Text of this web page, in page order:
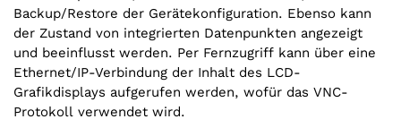
Backup/Restore der Gerätekonfiguration. Ebenso kann
der Zustand von integrierten Datenpunkten angezeigt
und beeinflusst werden. Per Fernzugriff kann über eine
Ethernet/‌IP-Verbindung der Inhalt des LCD-
Grafikdisplays aufgerufen werden, wofür das VNC-
Protokoll verwendet wird.